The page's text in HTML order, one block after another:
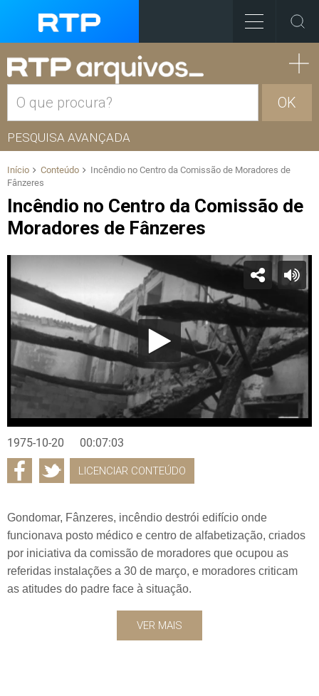
OK
PESQUISA AVANÇADA
Início Conteúdo
Incêndio no Centro da Comissão de Moradores de
Fânzeres
Incêndio no Centro da Comissão de
Moradores de Fânzeres
1975-10-20 00:07:03
LICENCIAR CONTEÚDO
Gondomar, Fânzeres, incêndio destrói edifício onde
funcionava posto médico e centro de alfabetização, criados
por iniciativa da comissão de moradores que ocupou as
referidas instalações a 30 de março, e moradores criticam
as atitudes do padre face à situação.
VER MAIS